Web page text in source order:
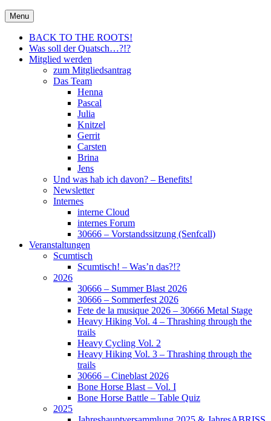
Skip
to
content
30666 – City Of Metal e.V.
Metal für Hannover \m/
Menu
BACK TO THE ROOTS!
Was soll der Quatsch…?!?
Mitglied werden
zum Mitgliedsantrag
Das Team
Henna
Pascal
Julia
Knitzel
Gerrit
Carsten
Brina
Jens
Und was hab ich davon? – Benefits!
Newsletter
Internes
interne Cloud
internes Forum
30666 – Vorstandssitzung (Senfcall)
Veranstaltungen
Scumtisch
Scumtisch! – Was’n das?!?
2026
30666 – Summer Blast 2026
30666 – Sommerfest 2026
Fete de la musique 2026 – 30666 Metal Stage
Heavy Hiking Vol. 4 – Thrashing through the
trails
Heavy Cycling Vol. 2
Heavy Hiking Vol. 3 – Thrashing through the
trails
30666 – Cineblast 2026
Bone Horse Blast – Vol. I
Bone Horse Battle – Table Quiz
2025